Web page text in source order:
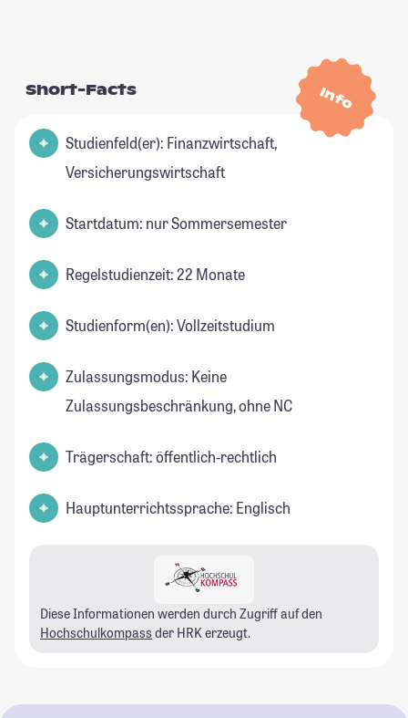
Info
Short-Facts
Studienfeld(er): Finanzwirtschaft,
Versicherungswirtschaft
Startdatum: nur Sommersemester
Regelstudienzeit: 22 Monate
Studienform(en): Vollzeitstudium
Zulassungsmodus: Keine
Zulassungsbeschränkung, ohne NC
Trägerschaft: öffentlich-rechtlich
Hauptunterrichtssprache: Englisch
Diese Informationen werden durch Zugriff auf den
Hochschulkompass der HRK erzeugt.